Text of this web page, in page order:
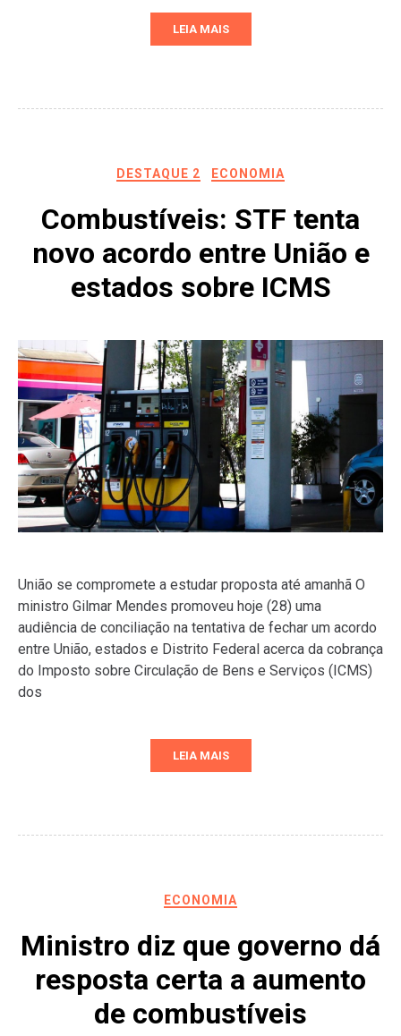
LEIA MAIS
DESTAQUE 2 ECONOMIA
Combustíveis: STF tenta
novo acordo entre União e
estados sobre ICMS
União se compromete a estudar proposta até amanhã O
ministro Gilmar Mendes promoveu hoje (28) uma
audiência de conciliação na tentativa de fechar um acordo
entre União, estados e Distrito Federal acerca da cobrança
do Imposto sobre Circulação de Bens e Serviços (ICMS)
dos
LEIA MAIS
ECONOMIA
Ministro diz que governo dá
resposta certa a aumento
de combustíveis